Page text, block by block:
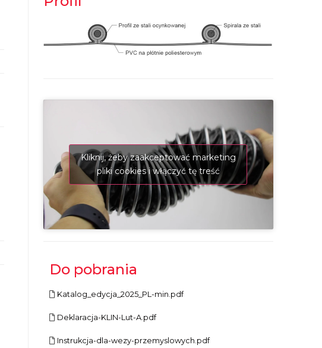
Kliknij, żeby zaakceptować marketing
pliki cookies i włączyć tę treść
Do pobrania
Katalog_edycja_2025_PL-min.pdf
Deklaracja-KLIN-Lut-A.pdf
Instrukcja-dla-wezy-przemyslowych.pdf